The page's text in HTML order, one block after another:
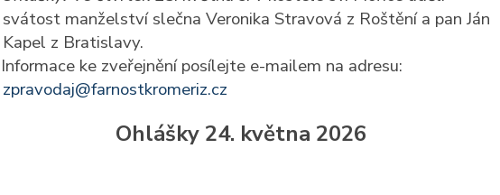
svátost manželství slečna Veronika Stravová z Roštění a pan Ján
Kapel z Bratislavy.
Informace ke zveřejnění posílejte e-mailem na adresu:
zpravodaj@farnostkromeriz.cz
Ohlášky 24. května 2026